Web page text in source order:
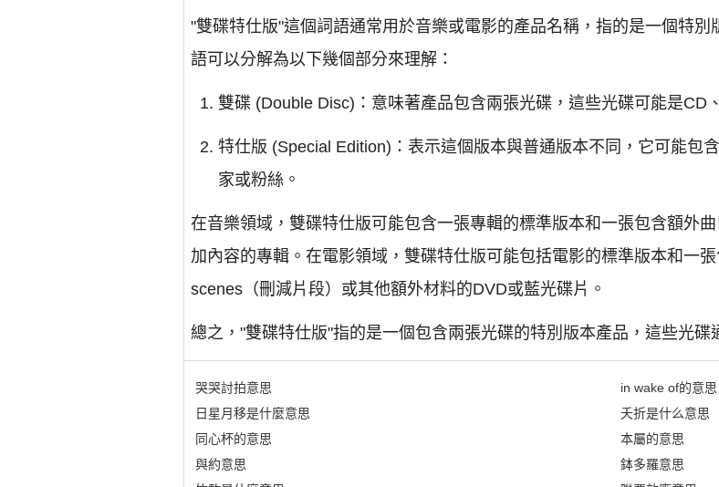
"雙碟特仕版"這個詞語通常用於音樂或電影的產品名稱，指的是一個特
語可以分解為以下幾個部分來理解：
雙碟 (Double Disc)：意味著產品包含兩張光碟，這些光碟可能是CD
特仕版 (Special Edition)：表示這個版本與普通版本不同，它可能包
家或粉絲。
在音樂領域，雙碟特仕版可能包含一張專輯的標準版本和一張包含額外
加內容的專輯。在電影領域，雙碟特仕版可能包括電影的標準版本和一
scenes（刪減片段）或其他額外材料的DVD或藍光碟片。
總之，"雙碟特仕版"指的是一個包含兩張光碟的特別版本產品，這些光碟
哭哭討拍意思
日星月移是什麼意思
同心杯的意思
與約意思
in wake of的意思
夭折是什么意思
本屬的意思
鉢多羅意思